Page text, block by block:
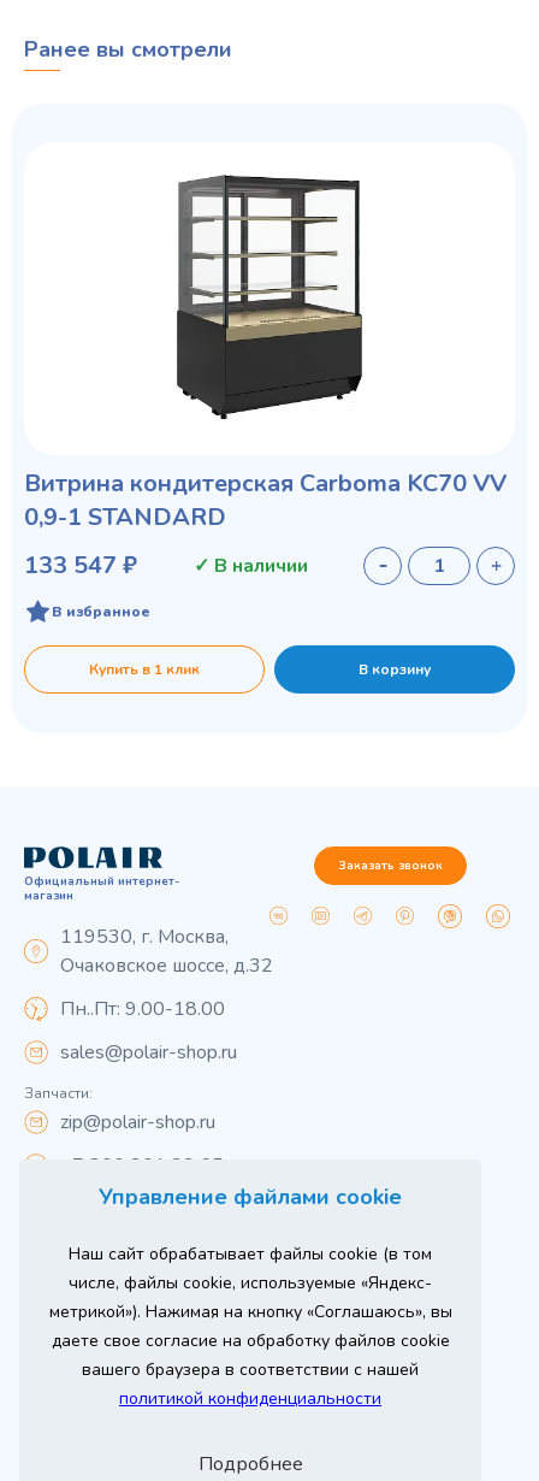
Управление файлами cookie
Наш сайт обрабатывает файлы cookie (в том
числе, файлы cookie, используемые «Яндекс-
метрикой»). Нажимая на кнопку «Соглашаюсь», вы
даете свое согласие на обработку файлов cookie
вашего браузера в соответствии с нашей
политикой конфиденциальности
Подробнее
Ранее вы смотрели
Витрина кондитерская Carboma KC70 VV
0,9-1 STANDARD
133 547 ₽
✓ В наличии
В избранное
Купить в 1 клик В корзину
Официальный интернет-
магазин
119530, г. Москва,
Очаковское шоссе, д.32
Пн..Пт: 9.00-18.00
sales@polair-shop.ru
Запчасти:
zip@polair-shop.ru
+7 800 301 33 65
Заказать звонок
Вся информация на сайте о товарах носит
справочный характер и не является публичной
офертой в соответствии с пунктом 2 статьи 437 ГК РФ.
Для получения подробной информации о наличии и
стоимости указанных товаров и (или) услуг,
пожалуйста, обращайтесь к менеджеру сайта по
телефону
При использовании материалов сайта ссылка
Продвижение сайта
Оставь заявку